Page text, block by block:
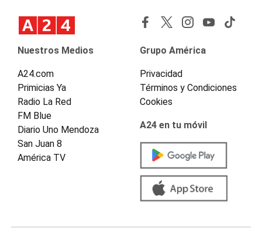
Nuestros Medios
A24.com
Primicias Ya
Radio La Red
FM Blue
Diario Uno Mendoza
San Juan 8
América TV
Grupo América
Privacidad
Términos y Condiciones
Cookies
A24 en tu móvil